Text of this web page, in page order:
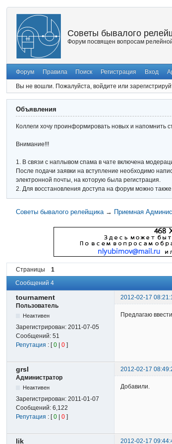
Советы бывалого
Форум посвящен вопросам
Форум Правила Поиск Регистрация Вход
Вы не вошли. Пожалуйста, войдите или
Объявления
Коллеги хочу проинформировать новых и напомнить
Внимание!!!
1. В связи с наплывом спама в чате включена
После подачи заявки на вступление необходимо
электронной почты, на которую была регистрация.
2. Для восстановления доступа на форум можно
Советы бывалого релейщика → Приемная
Страницы 1
Сообщений 4
tournament
2012-02-17
Пользователь
Неактивен
Зарегистрирован:2011-07-05
Сообщений:51
Репутация : [0 |0 ]
Предлагаю
grsl
2012-02-17
Администратор
Неактивен
Зарегистрирован:2011-01-07
Сообщений:6,122
Репутация : [0 |0 ]
Добавили.
lik 2012-02-17